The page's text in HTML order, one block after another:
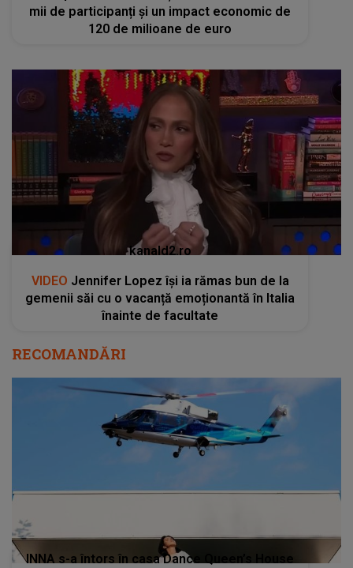
mii de participanți și un impact economic de
120 de milioane de euro
kanald2.ro
VIDEO Jennifer Lopez își ia rămas bun de la
gemenii săi cu o vacanță emoționantă în Italia
înainte de facultate
RECOMANDĂRI
INNA s-a întors în casa Dance Queen’s House